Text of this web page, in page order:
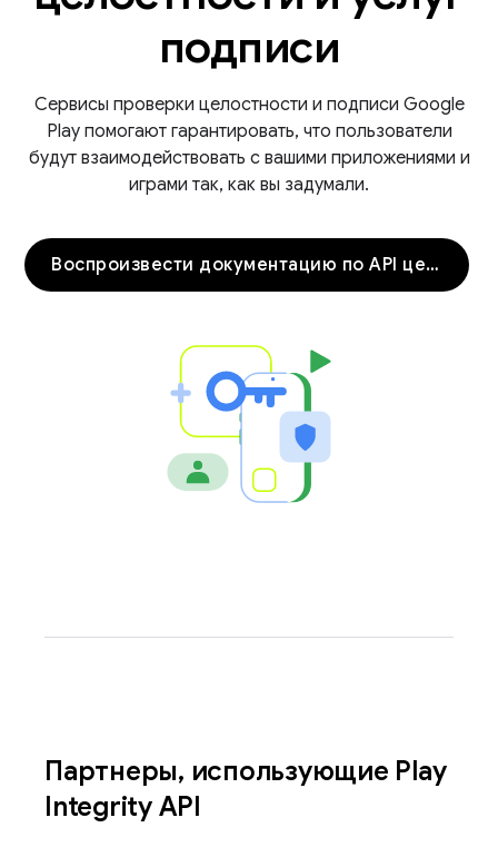
подписи
Сервисы проверки целостности и подписи Google
Play помогают гарантировать, что пользователи
будут взаимодействовать с вашими приложениями и
играми так, как вы задумали.
Воспроизвести документацию по API целостности
Партнеры, использующие Play
Integrity API